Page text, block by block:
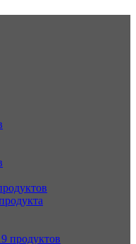
продуктов